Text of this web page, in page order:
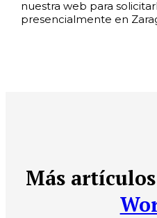
nuestra web para
presencialmente en
Más